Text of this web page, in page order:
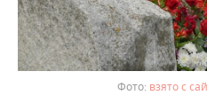
взято с